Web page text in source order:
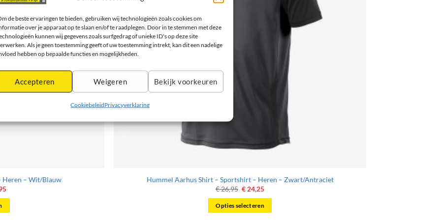
de beste ervaringen te bieden, gebruiken wij technologieën zoals cookies om
over je apparaat op te slaan en/of te raadplegen. Door in te stemmen met deze
kunnen wij gegevens zoals surfgedrag of unieke ID's op deze site
Als je geen toestemming geeft of uw toestemming intrekt, kan dit een nadelige
hebben op bepaalde functies en mogelijkheden.
Accepteren Weigeren Bekijk voorkeuren
CookiebeleidPrivacyverklaring
Heren – Wit/Blauw
Huidige
Hummel Aarhus Shirt – Sportshirt – Heren – Zwart/Antraciet
€26,95 Oorspronkelijke
prijs
was:
€ 26,95.
€ 24,25Huidige
€ 24,25.
Opties selecteren